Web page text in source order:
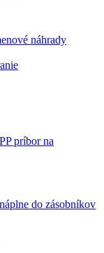
náhrady
príbor na
do zásobníkov